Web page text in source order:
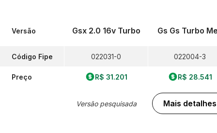
Versão
Código Fipe
Preço
Gsx 2.0 16v Turbo
022031-0
R$ 31.201
Versão pesquisada
Gs Gs Turbo
022004-3
R$ 28.541
Mais detalhes